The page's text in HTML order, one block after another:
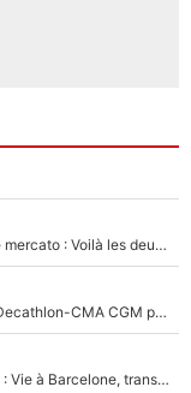
Après Maghnes Akliouche, le PSG accèlère sur le mercato : Voilà les deux nouvelles recrues qui vont signer la semaine prochaine ?
Un coéquipier de Tadej Pogacar débarque chez Decathlon-CMA CGM pour épauler Paul Seixas : «Mes meilleures années sont à venir»
Lionel Messi est endeuillé par la mort de son père : Vie à Barcelone, transfert au PSG... voilà comment Jorge Messi a joué un rôle essentiel dans sa carrière !